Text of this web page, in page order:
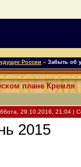
России » Забыть об
плане Кремля
29.10.2016, 21:04 |
2015